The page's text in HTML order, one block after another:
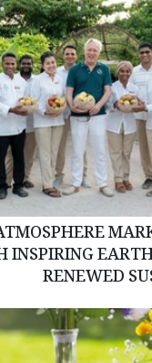
INSPIRING
RENEWED